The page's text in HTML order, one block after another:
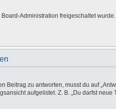
Administration freigeschaltet
zu antworten, musst du auf
aufgelistet. Z. B. „Du darfst neue